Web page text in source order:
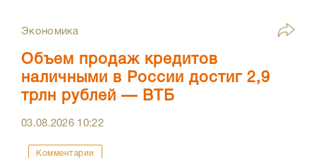
Экономика
Объем продаж кредитов
наличными в России достиг 2,9
трлн рублей — ВТБ
03.08.2026 10:22
Комментарии